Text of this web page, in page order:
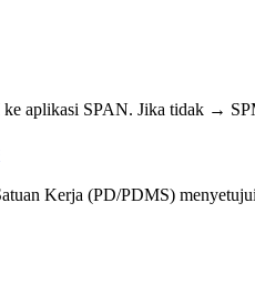
aplikasi SPAN. Jika tidak →
Kerja (PD/PDMS)